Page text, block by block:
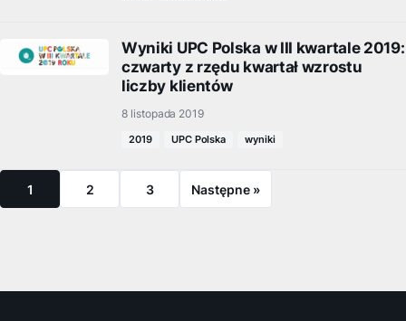
Wyniki UPC Polska w III kwartale 2019:
czwarty z rzędu kwartał wzrostu
liczby klientów
8 listopada 2019
2019 UPC Polska wyniki
1 2 3 Następne »